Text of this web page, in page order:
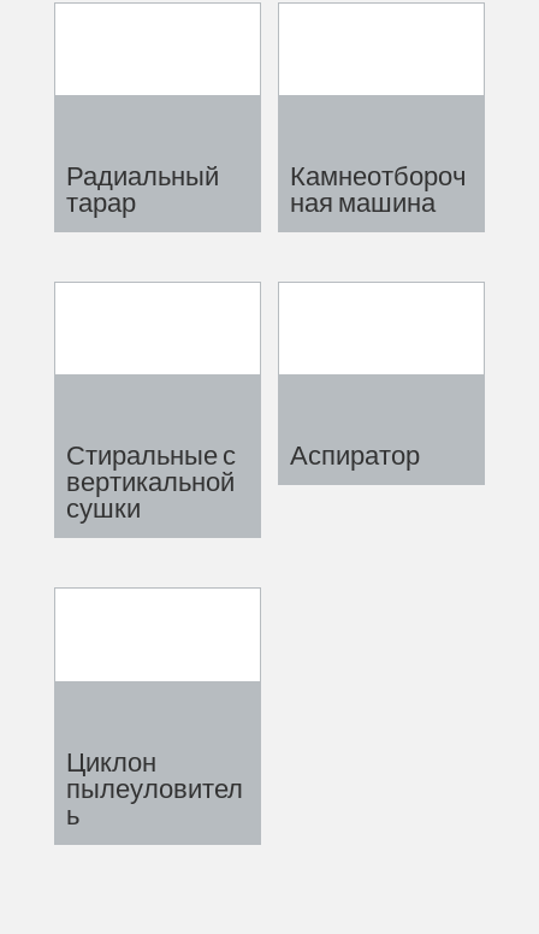
Радиальный
тарар
Камнеотбороч
ная машина
Стиральные с
вертикальной
сушки
Аспиратор
Циклон
пылеуловител
ь